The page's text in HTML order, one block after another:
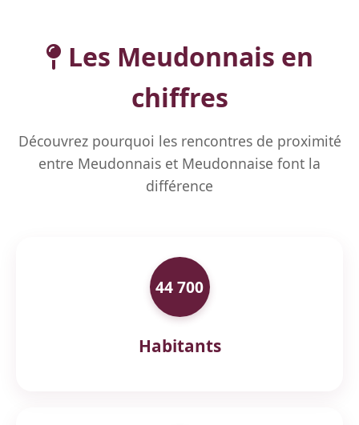
Les Meudonnais en
chiffres
Découvrez pourquoi les rencontres de proximité
entre Meudonnais et Meudonnaise font la
différence
44 700
Habitants